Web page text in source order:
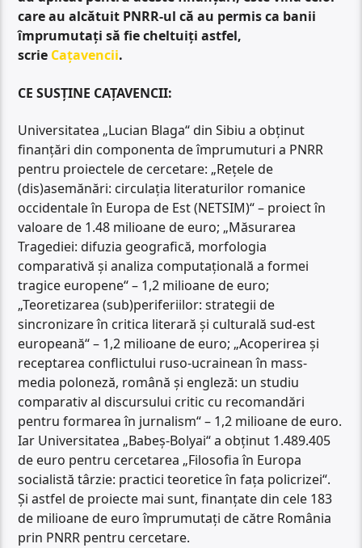
care au alcătuit PNRR-ul că au permis ca banii
împrumutați să fie cheltuiți astfel,
scrie Cațavencii.
CE SUSȚINE CAȚAVENCII:
Universitatea „Lucian Blaga“ din Sibiu a obținut
finanțări din componenta de împrumuturi a PNRR
pentru proiectele de cercetare: „Rețele de
(dis)asemănări: circulația literaturilor romanice
occidentale în Europa de Est (NETSIM)“ – proiect în
valoare de 1.48 milioane de euro; „Măsurarea
Tragediei: difuzia geografică, morfologia
comparativă și analiza computațională a formei
tragice europene“ – 1,2 milioane de euro;
„Teoretizarea (sub)periferiilor: strategii de
sincronizare în critica literară și culturală sud-est
europeană“ – 1,2 milioane de euro; „Acoperirea și
receptarea conflictului ruso-ucrainean în mass-
media poloneză, română și engleză: un studiu
comparativ al discursului critic cu recomandări
pentru formarea în jurnalism“ – 1,2 milioane de euro.
Iar Universitatea „Babeș-Bolyai“ a obținut 1.489.405
de euro pentru cercetarea „Filosofia în Europa
socialistă târzie: practici teoretice în fața policrizei“.
Și astfel de proiecte mai sunt, finanțate din cele 183
de milioane de euro împrumutați de către România
prin PNRR pentru cercetare.